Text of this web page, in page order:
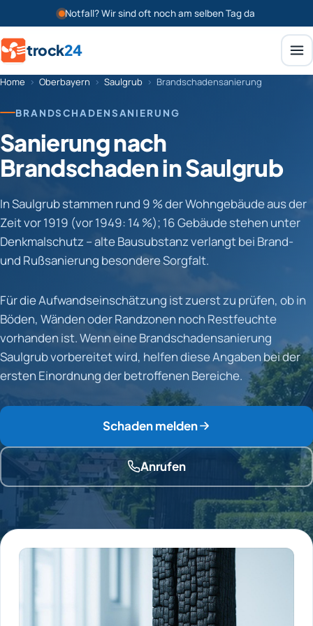
Notfall? Wir sind oft noch am selben Tag da
trock24
Home › Oberbayern › Saulgrub › Brandschadensanierung
BRANDSCHADENSANIERUNG
Sanierung nach
Brandschaden in Saulgrub
In Saulgrub stammen rund 9 % der Wohngebäude aus der
Zeit vor 1919 (vor 1949: 14 %); 16 Gebäude stehen unter
Denkmalschutz – alte Bausubstanz verlangt bei Brand-
und Rußsanierung besondere Sorgfalt.
Für die Aufwandseinschätzung ist zuerst zu prüfen, ob in
Böden, Wänden oder Randzonen noch Restfeuchte
vorhanden ist. Wenn eine Brandschadensanierung
Saulgrub vorbereitet wird, helfen diese Angaben bei der
ersten Einordnung der betroffenen Bereiche.
Schaden melden
Anrufen